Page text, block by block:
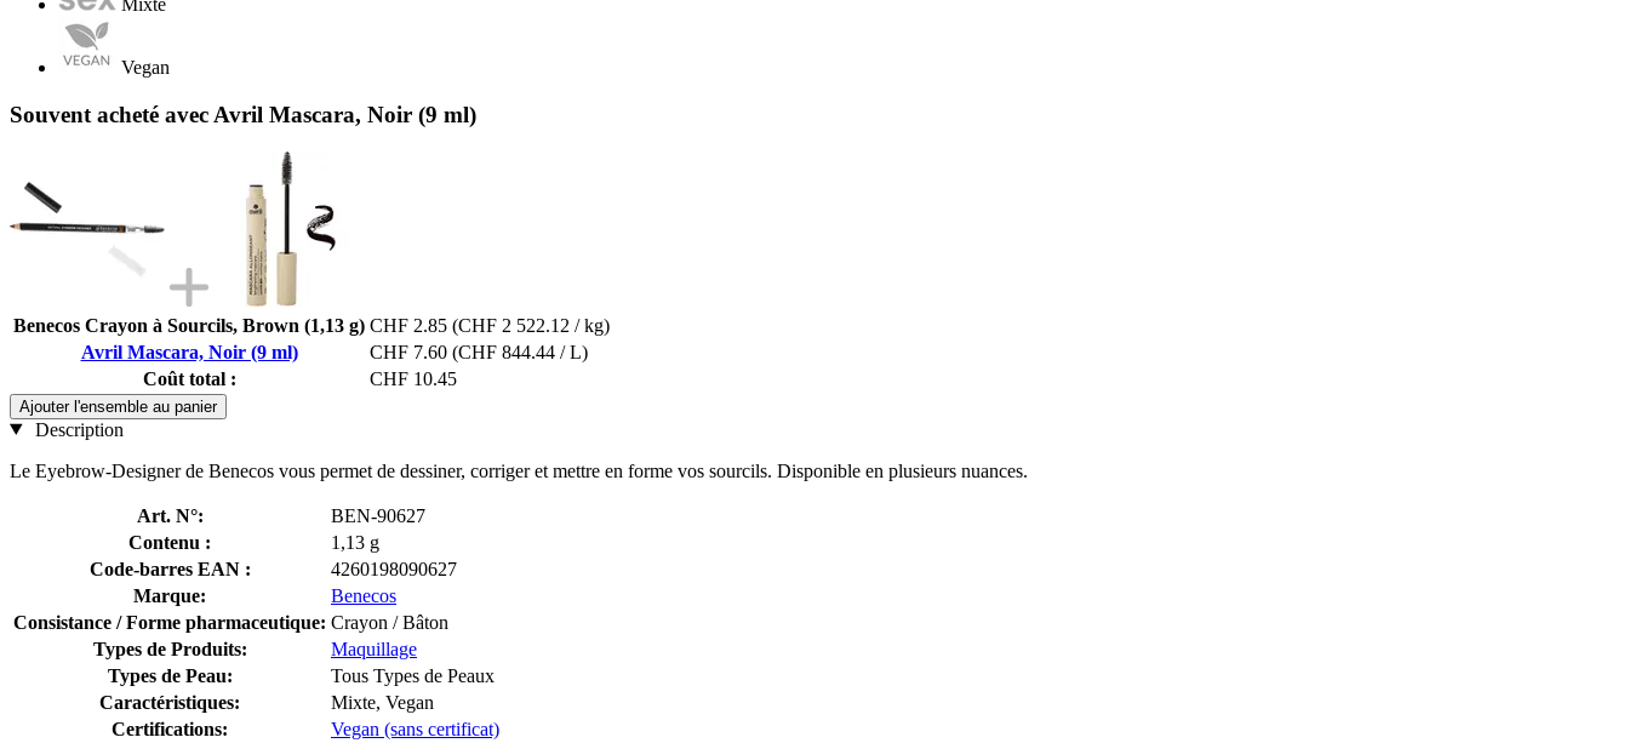
Mixte
Vegan
Souvent acheté avec Avril Mascara, Noir (9 ml)
Benecos Crayon à Sourcils, Brown (1,13 g) CHF 2.85 (CHF 2 522.12 / kg)
Avril Mascara, Noir (9 ml)
CHF 7.60 (CHF 844.44 / L)
Coût total :
CHF 10.45
Ajouter l'ensemble au panier
Description
Le Eyebrow-Designer de Benecos vous permet de dessiner, corriger et mettre en forme vos sourcils. Disponible en plusieurs nuances.
Art. N°:
BEN-90627
Contenu :
1,13 g
Code-barres EAN :
4260198090627
Marque:
Benecos
Consistance / Forme pharmaceutique: Crayon / Bâton
Types de Produits:
Maquillage
Types de Peau:
Tous Types de Peaux
Caractéristiques:
Mixte, Vegan
Certifications:
Vegan (sans certificat)